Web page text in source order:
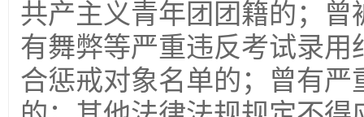
共产主义青年团团籍的；
有舞弊等严重违反考试录
合惩戒对象名单的；曾有